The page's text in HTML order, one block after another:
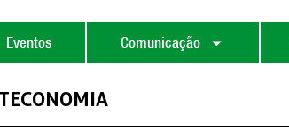
Eventos Comunicação